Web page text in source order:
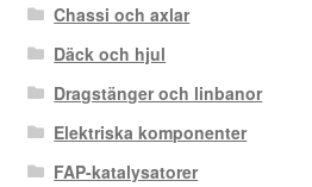
Chassi och axlar
Däck och hjul
Dragstänger och linbanor
Elektriska komponenter
FAP-katalysatorer